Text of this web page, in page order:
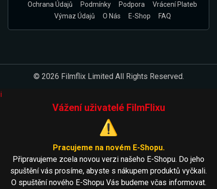
Ochrana Údajů Podmínky Podpora
Vrácení Plateb
Výmaz Údajů
O Nás E-Shop FAQ
© 2026 Filmflix Limited All Rights Reserved.
i
Vážení uživatelé FilmFlixu
⚠️
Pracujeme na novém E-Shopu.
Připravujeme zcela novou verzi našeho E-Shopu. Do jeho
spuštění vás prosíme, abyste s nákupem produktů vyčkali.
O spuštění nového E-Shopu Vás budeme včas informovat.